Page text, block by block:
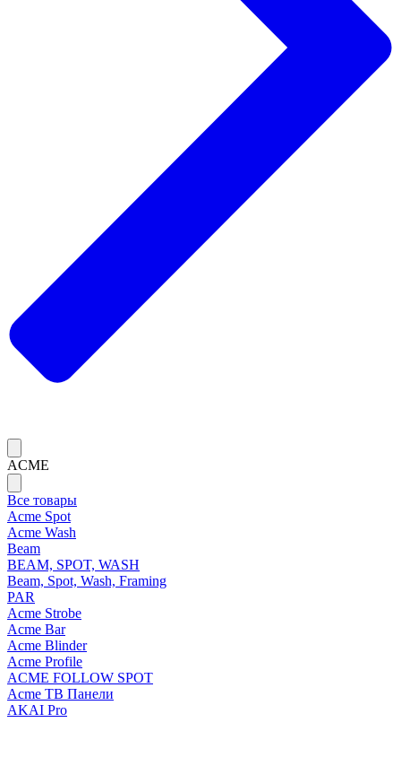
ACME
Все товары
Acme Spot
Acme Wash
Beam
BEAM, SPOT, WASH
Beam, Spot, Wash, Framing
PAR
Acme Strobe
Acme Bar
Acme Blinder
Acme Profile
ACME FOLLOW SPOT
Acme ТВ Панели
AKAI Pro